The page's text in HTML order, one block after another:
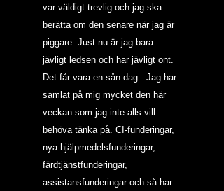
var väldigt trevlig och jag ska
berätta om den senare när jag är
piggare. Just nu är jag bara
jävligt ledsen och har jävligt ont.
Det får vara en sån dag.  Jag har
samlat på mig mycket den här
veckan som jag inte alls vill
behöva tänka på. CI-funderingar,
nya hjälpmedelsfunderingar,
färdtjänstfunderingar,
assistansfunderingar och så har